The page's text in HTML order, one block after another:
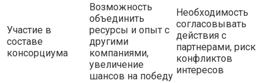
Участие в
составе
консорциума
Возможность
объединить
ресурсы и опыт с
другими
компаниями,
увеличение
шансов на победу
Необходимость
согласовывать
действия с
партнерами, риск
конфликтов
интересов